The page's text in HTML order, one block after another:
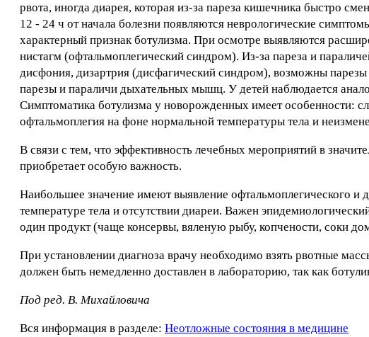
рвота, иногда диарея, которая из-за пареза кишечника быстро
12 - 24 ч от начала болезни появляются неврологические
характерный признак ботулизма. При осмотре выявляются
нистагм (офтальмоплегический синдром). Из-за пареза и
дисфония, дизартрия (дисфагический синдром), возможны
парезы и параличи дыхательных мышц. У детей наблюдается
Симптоматика ботулизма у новорожденных имеет особенности:
офтальмоплегия на фоне нормальной температуры тела и
В связи с тем, что эффективность лечебных мероприятий в
приобретает особую важность.
Наибольшее значение имеют выявление офтальмоплегического
температуре тела и отсутствии диареи. Важен
один продукт (чаще консервы, вяленую рыбу, копчености, соки
При установлении диагноза врачу необходимо взять рвотные
должен быть немедленно доставлен в лабораторию, так как
Под ред. В. Михайловича
Вся информация в разделе: Неотложные состояния в медицине